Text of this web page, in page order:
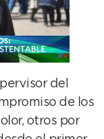
del
de los
otros por